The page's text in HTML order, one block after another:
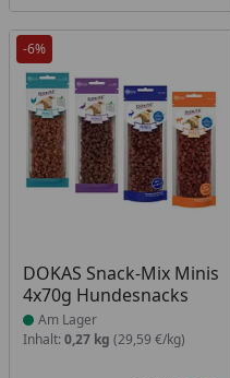
-6%
DOKAS Snack-Mix Minis
4x70g Hundesnacks
Produkt am Lager
Am Lager
Inhalt: 0,27 kg (29,59 €/kg)